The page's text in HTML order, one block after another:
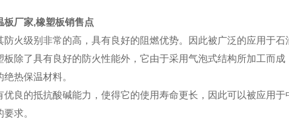
板厂家,橡塑板销售点
防火级别非常的高，具有良好的阻燃优势。因此被广泛的应用于石
板除了具有良好的防火性能外，它由于采用气泡式结构所加工而
热保温材料。
优良的抵抗酸碱能力，使得它的使用寿命更长，因此可以被应用
求。